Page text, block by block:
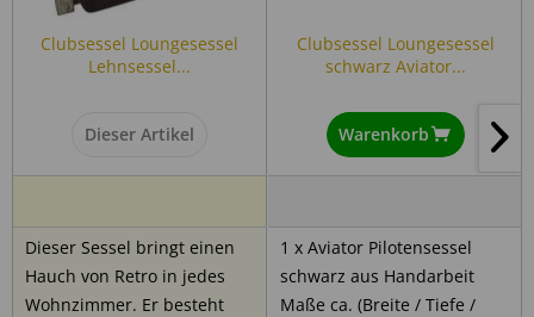
verantwortlich.
Verantwortlicher Wirtschaftsakteur gemäß EU-
Rurstraße 14
53919 Weilerswist
Deutschland
Clubsessel Loungesessel
Lehnsessel...
Clubsessel Loungesessel
schwarz Aviator...
Dieser Artikel Warenkorb
Dieser Sessel bringt einen
Hauch von Retro in jedes
Wohnzimmer. Er besteht
1 x Aviator Pilotensessel
schwarz aus Handarbeit
Maße ca. (Breite / Tiefe /